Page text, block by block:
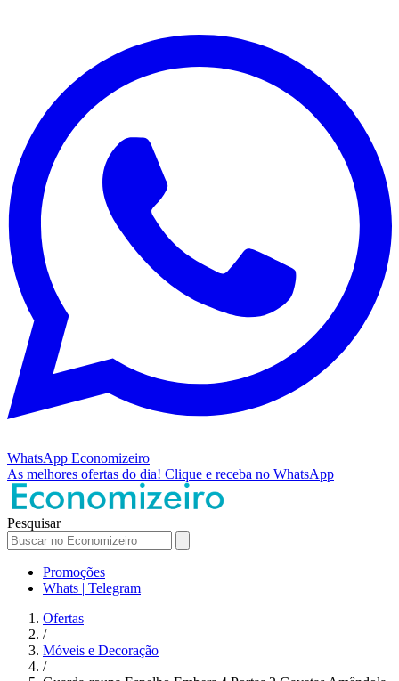
WhatsApp Economizeiro
As melhores ofertas do dia! Clique e receba no WhatsApp
Pesquisar
Promoções
Whats | Telegram
Ofertas
/
Móveis e Decoração
/